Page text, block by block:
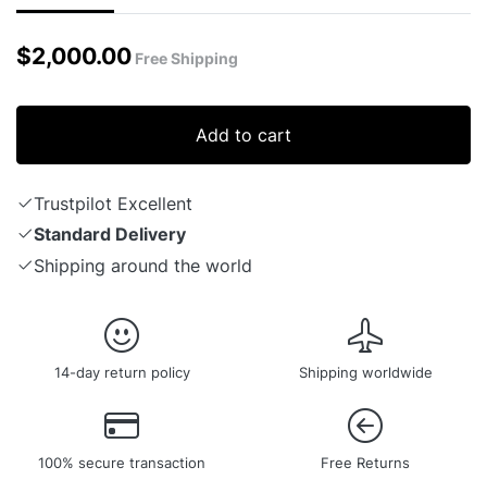
$2,000.00 Free Shipping
Add to cart
Trustpilot Excellent
Standard Delivery
Shipping around the world
14-day return policy Shipping worldwide
100% secure transaction Free Returns